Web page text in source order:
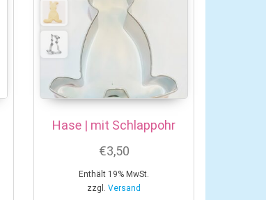
Hase | mit Schlappohr
€3,50
Enthält 19% MwSt.
zzgl.Versand